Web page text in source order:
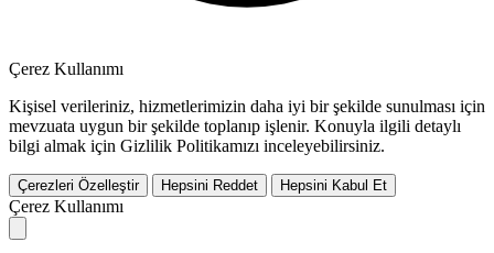
Çerez Kullanımı
Kişisel verileriniz, hizmetlerimizin daha iyi bir şekilde sunulması için
mevzuata uygun bir şekilde toplanıp işlenir. Konuyla ilgili detaylı
bilgi almak için Gizlilik Politikamızı inceleyebilirsiniz.
Çerezleri Özelleştir Hepsini Reddet Hepsini Kabul Et
Çerez Kullanımı